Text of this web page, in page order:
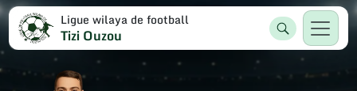
Ligue wilaya de football
Tizi Ouzou